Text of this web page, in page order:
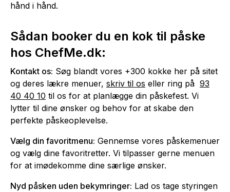
hånd i hånd.
Sådan booker du en kok til påske
hos ChefMe.dk:
Kontakt os: Søg blandt vores +300 kokke her på sitet
og deres lækre menuer, skriv til os eller ring på 93
40 40 10 til os for at planlægge din påskefest. Vi
lytter til dine ønsker og behov for at skabe den
perfekte påskeoplevelse.
Vælg din favoritmenu: Gennemse vores påskemenuer
og vælg dine favoritretter. Vi tilpasser gerne menuen
for at imødekomme dine særlige ønsker.
Nyd påsken uden bekymringer: Lad os tage styringen